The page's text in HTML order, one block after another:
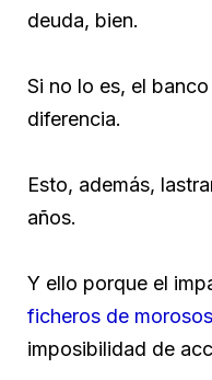
deuda, bien.
Si no lo es, el
diferencia.
Esto, además,
años.
Y ello porque el
ficheros de morosos
imposibilidad de